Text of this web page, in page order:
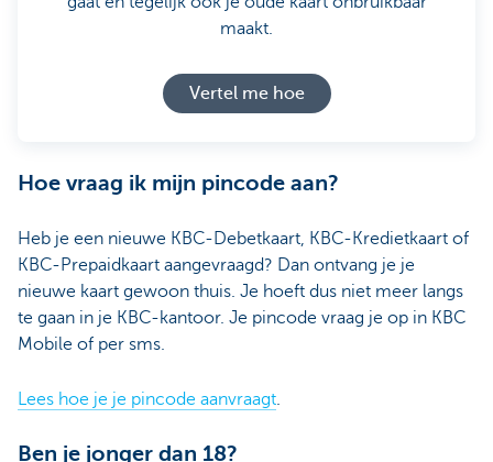
maakt.
Vertel me hoe
Hoe vraag ik mijn pincode aan?
Heb je een nieuwe KBC-Debetkaart, KBC-Kredietkaart of
KBC-Prepaidkaart aangevraagd? Dan ontvang je je
nieuwe kaart gewoon thuis. Je hoeft dus niet meer langs
te gaan in je KBC-kantoor. Je pincode vraag je op in KBC
Mobile of per sms.
Lees hoe je je pincode aanvraagt.
Ben je jonger dan 18?